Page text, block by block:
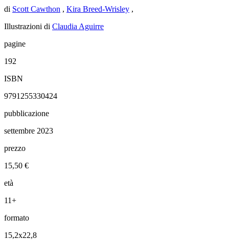
di Scott Cawthon , Kira Breed-Wrisley ,
Illustrazioni di Claudia Aguirre
pagine
192
ISBN
9791255330424
pubblicazione
settembre 2023
prezzo
15,50 €
età
11+
formato
15,2x22,8